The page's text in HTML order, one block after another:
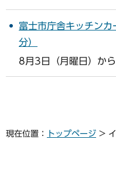
富士市庁舎キッチン
分）
8月3日（月曜日）か
現在位置： トップページ >